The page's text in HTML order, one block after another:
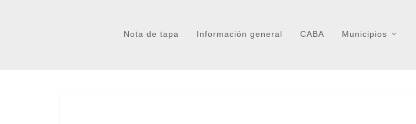
Nota de tapa Información general CABA Municipios